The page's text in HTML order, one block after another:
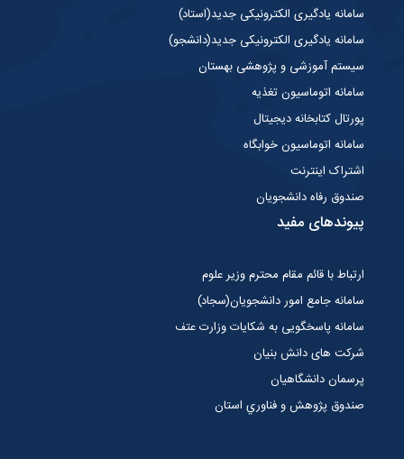
سامانه یادگیری الکترونیکی جدید(استاد)
سامانه یادگیری الکترونیکی جدید(دانشجو)
سیستم آموزشی و پژوهشی بهستان
سامانه اتوماسیون تغذیه
پورتال کتابخانه دیجیتال
سامانه اتوماسیون خوابگاه
اشتراک اینترنت
صندوق رفاه دانشجویان
پیوندهای مفید
ارتباط با قائم مقام محترم وزیر علوم
سامانه جامع امور دانشجویان(سجاد)
سامانه پاسخگویی به شکایات وزارت عتف
شرکت های دانش بنیان
پرسمان دانشگاهیان
صندوق پژوهش و فناوري استان